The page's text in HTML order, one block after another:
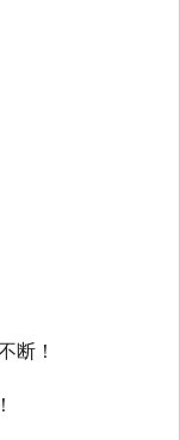
断！